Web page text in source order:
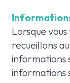
Lorsque
recueillons
informations
informations